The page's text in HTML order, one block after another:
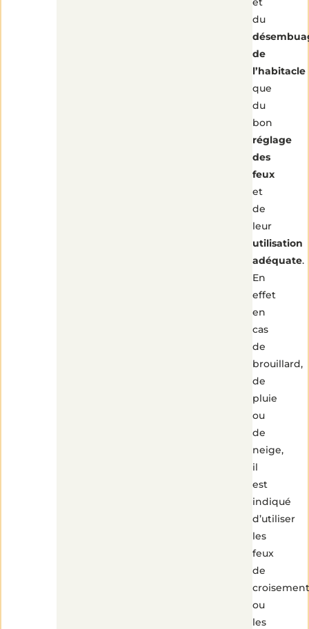
du
de
l’habitacle
que
du
bon
réglage
des
feux
et
de
leur
utilisation
adéquate.
En
effet
en
cas
de
brouillard,
de
pluie
ou
de
neige,
il
est
indiqué
d’utiliser
les
feux
de
croisement
ou
les